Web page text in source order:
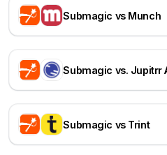
Submagic vs Munch
Submagic vs. Jupitrr
Submagic vs Trint